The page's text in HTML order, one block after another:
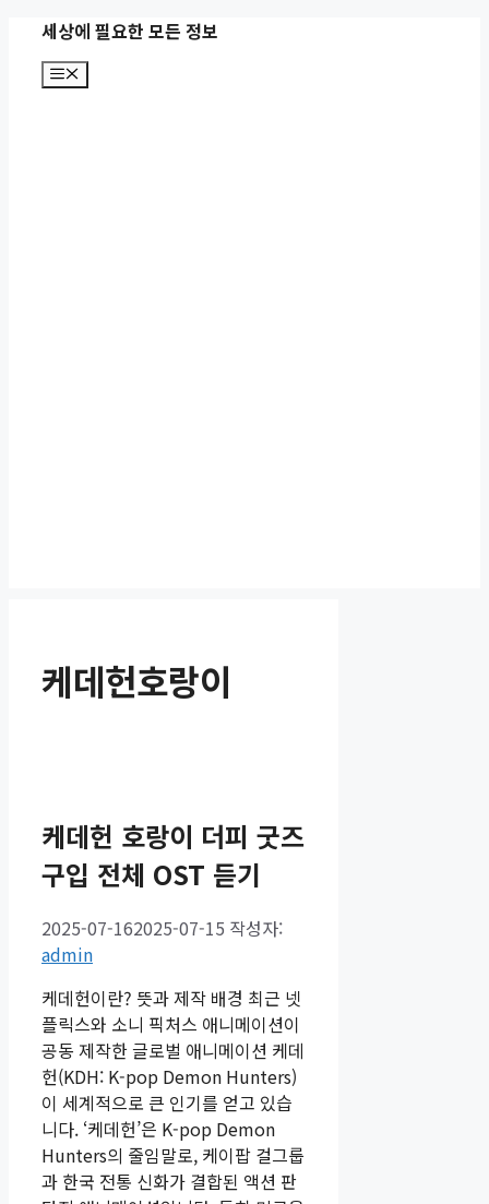
세상에 필요한 모든 정보
메
뉴
케데헌호랑이
케데헌 호랑이 더피 굿즈
구입 전체 OST 듣기
2025-07-162025-07-15 작성자:
admin
케데헌이란? 뜻과 제작 배경 최근 넷
플릭스와 소니 픽처스 애니메이션이
공동 제작한 글로벌 애니메이션 케데
헌(KDH: K-pop Demon Hunters)
이 세계적으로 큰 인기를 얻고 있습
니다. ‘케데헌’은 K-pop Demon
Hunters의 줄임말로, 케이팝 걸그룹
과 한국 전통 신화가 결합된 액션 판